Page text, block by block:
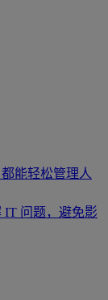
能轻松管理人
IT 问题，避免影